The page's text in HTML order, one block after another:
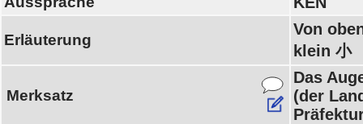
Erläuterung
Von
klein 小
Merksatz
Das
(der